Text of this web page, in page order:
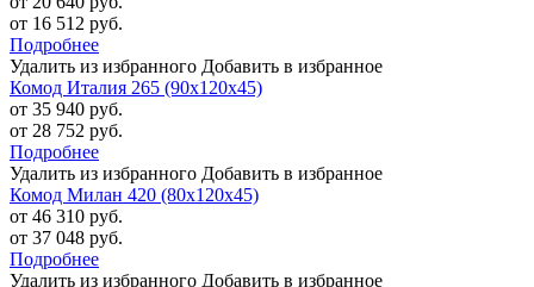
от 16 512 руб.
Подробнее
Удалить из избранного Добавить в избранное
Комод Италия 265 (90х120х45)
от 35 940 руб.
от 28 752 руб.
Подробнее
Удалить из избранного Добавить в избранное
Комод Милан 420 (80х120х45)
от 46 310 руб.
от 37 048 руб.
Подробнее
Удалить из избранного Добавить в избранное